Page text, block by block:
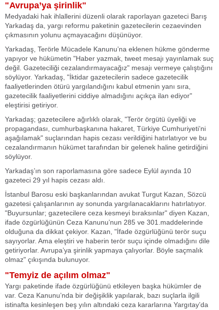
"Avrupa’ya şirinlik"
Medyadaki hak ihlallerini düzenli olarak raporlayan gazeteci Barış
Yarkadaş da, yargı reformu paketinin gazetecilerin cezaevinden
çıkmasının yolunu açmayacağını düşünüyor.
Yarkadaş, Terörle Mücadele Kanunu’na eklenen hükme gönderme
yapıyor ve hükümetin "Haber yazmak, tweet mesajı yayınlamak suç
değil. Gazeteciliği cezalandırmayacağız" mesajı vermeye çalıştığını
söylüyor. Yarkadaş, "İktidar gazetecilerin sadece gazetecilik
faaliyetlerinden ötürü yargılandığını kabul etmenin yanı sıra,
gazetecilik faaliyetlerini ciddiye almadığını açıkça ilan ediyor"
eleştirisi getiriyor.
Yarkadaş; gazetecilere ağırlıklı olarak, "Terör örgütü üyeliği ve
propagandası, cumhurbaşkanına hakaret, Türkiye Cumhuriyeti’ni
aşağılamak" suçlarından hapis cezası verildiğini hatırlatıyor ve bu
cezalandırmanın hükümet tarafından bir gelenek haline getirdiğini
söylüyor.
Yarkadaş’ın son raporlamasına göre sadece Eylül ayında 10
gazeteci 29 yıl hapis cezası aldı.
İstanbul Barosu eski başkanlarından avukat Turgut Kazan, Sözcü
gazetesi çalışanlarının ay sonunda yargılanacaklarını hatırlatıyor.
"Buyursunlar; gazetecilere ceza kesmeyi bıraksınlar" diyen Kazan,
ifade özgürlüğünün Ceza Kanunu’nun 285 ve 301.maddelerinde
olduğuna da dikkat çekiyor. Kazan, "İfade özgürlüğünü terör suçu
sayıyorlar. Ama eleştiri ve haberin terör suçu içinde olmadığını dile
getiriyorlar. Avrupa’ya şirinlik yapmaya çalıyorlar. Böyle saçmalık
olmaz" çıkışında bulunuyor.
"Temyiz de açılım olmaz"
Yargı paketinde ifade özgürlüğünü etkileyen başka hükümler de
var. Ceza Kanunu’nda bir değişiklik yapılarak, bazı suçlarla ilgili
istinafta kesinleşen beş yılın altındaki ceza kararlarına Yargıtay’da